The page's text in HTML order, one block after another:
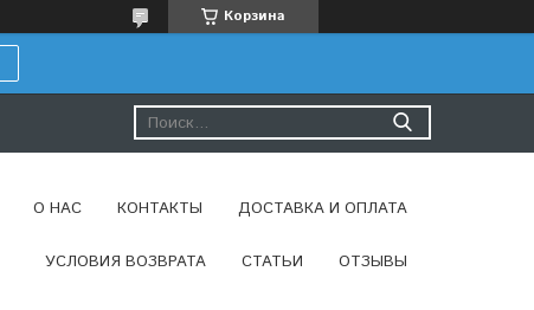
Корзина
О НАС КОНТАКТЫ ДОСТАВКА И ОПЛАТА
УСЛОВИЯ ВОЗВРАТА СТАТЬИ ОТЗЫВЫ